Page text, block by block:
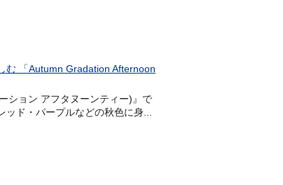
む 「Autumn Gradation Afternoon
ション アフタヌーンティー)』で
ド・パープルなどの秋色に身...